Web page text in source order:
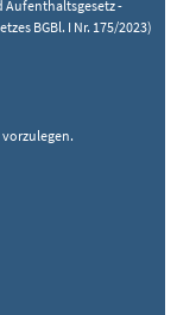
Aufenthaltsgesetz -
BGBl. I Nr. 175/2023)